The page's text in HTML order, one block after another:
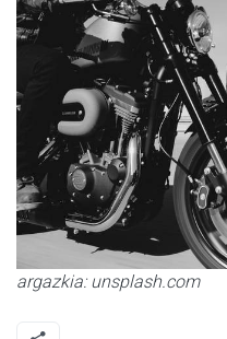
argazkia: unsplash.com